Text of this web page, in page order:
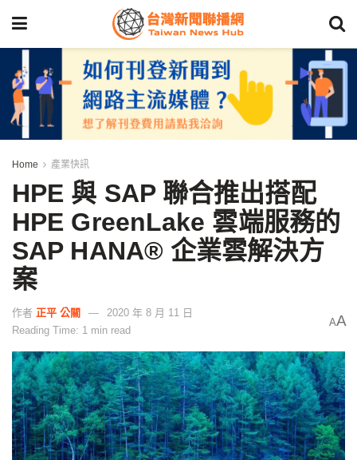
Home 產業快訊
HPE 與 SAP 聯合推出搭配
HPE GreenLake 雲端服務的
SAP HANA® 企業雲解決方
案
作者 正平 公關
2020 年 8 月 11 日
Reading Time: 1 min read
AA